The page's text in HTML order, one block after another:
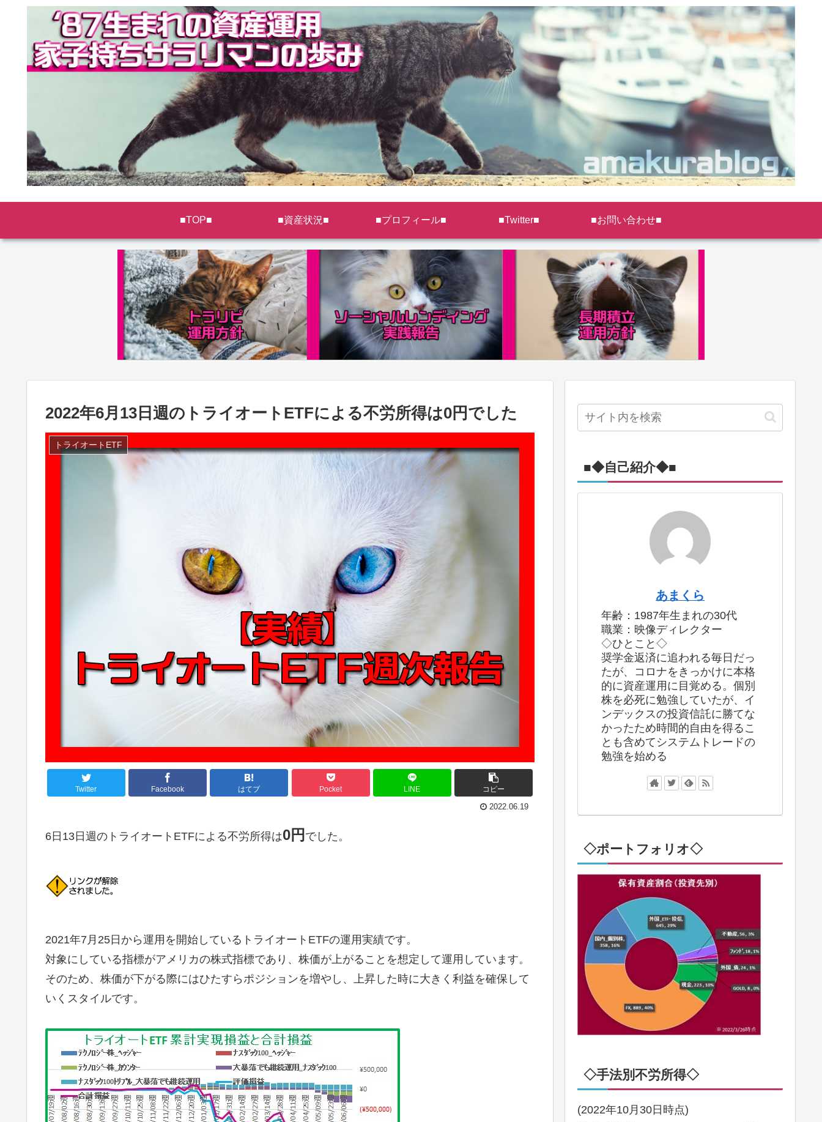
■TOP■ ■資産状況■ ■プロフィール■ ■Twitter■ ■お問い合わせ■
2022年6月13日週のトライオートETFによる不労所得は0円でした
トライオートETF
Twitter Facebook はてブ Pocket LINE コピー
2022.06.19
6日13日週のトライオートETFによる不労所得は0円 でした。
2021年7月25日から運用を開始しているトライオートETFの運用実績です。
対象にしている指標がアメリカの株式指標であり、株価が上がることを想定して運用しています。
そのため、株価が下がる際にはひたすらポジションを増やし、上昇した時に大きく利益を確保して
いくスタイルです。
■◆自己紹介◆■
あまくら
年齢：1987年生まれの30代
職業：映像ディレクター
◇ひとこと◇
奨学金返済に追われる毎日だっ
たが、コロナをきっかけに本格
的に資産運用に目覚める。個別
株を必死に勉強していたが、イ
ンデックスの投資信託に勝てな
かったため時間的自由を得るこ
とも含めてシステムトレードの
勉強を始める
◇ポートフォリオ◇
◇手法別不労所得◇
(2022年10月30日時点)